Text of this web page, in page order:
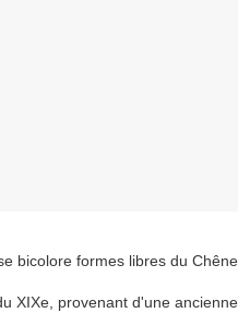
bicolore formes libres du Chêne
XIXe, provenant d'une